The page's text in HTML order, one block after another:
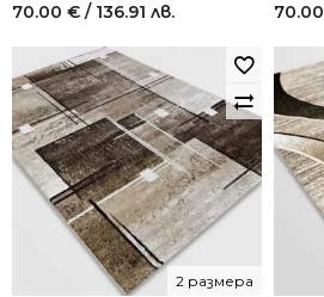
70.00 € / 136.91 лв. 70.00
2 размера